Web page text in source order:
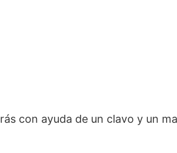
con ayuda de un clavo y un